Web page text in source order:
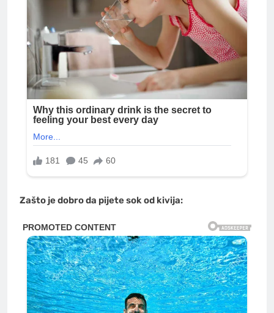
Zašto je dobro da pijete sok od kivija: